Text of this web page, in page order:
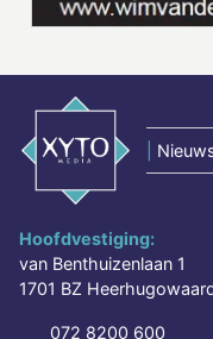
Hoofdvestiging:
van Benthuizenlaan 1
1701 BZ
072 8200 600